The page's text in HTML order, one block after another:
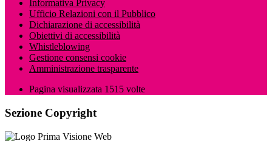
Informativa Privacy
Ufficio Relazioni con il Pubblico
Dichiarazione di accessibilità
Obiettivi di accessibilità
Whistleblowing
Gestione consensi cookie
Amministrazione trasparente
Pagina visualizzata 1515 volte
Sezione Copyright